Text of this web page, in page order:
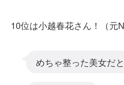
10位は小越春花さん！（元
めちゃ整った美女だ